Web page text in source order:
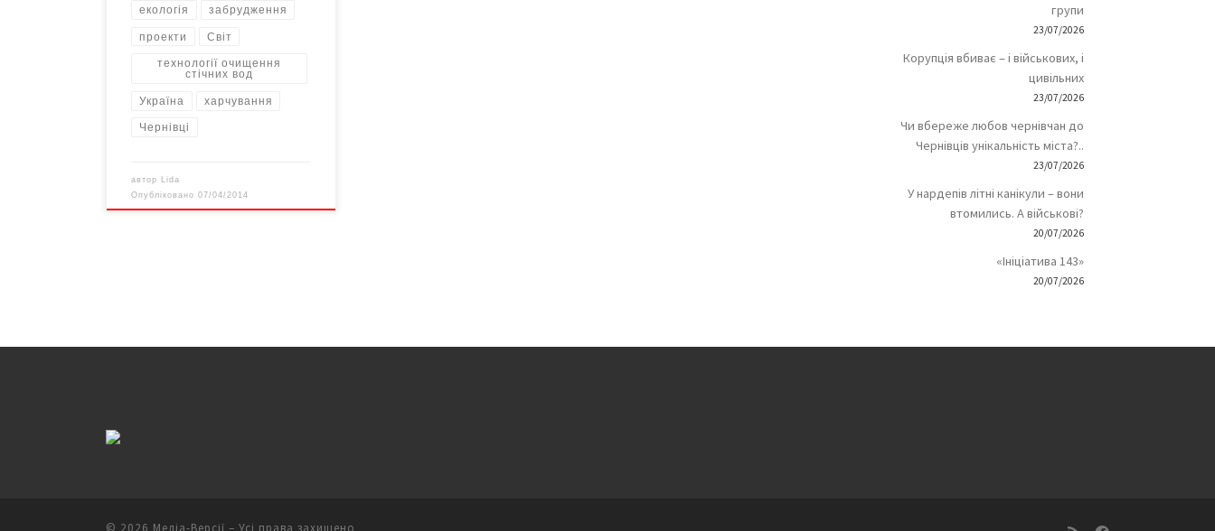
екологія забрудження
проекти Світ
технології очищення
стічних вод
Україна харчування
Чернівці
автор Lida
Опубліковано07/04/2014
групи
23/07/2026
Корупція вбиває – і військових, і
цивільних
23/07/2026
Чи вбереже любов чернівчан до
Чернівців унікальність міста?..
23/07/2026
У нардепів літні канікули – вони
втомились. А військові?
20/07/2026
«Ініціатива 143»
20/07/2026